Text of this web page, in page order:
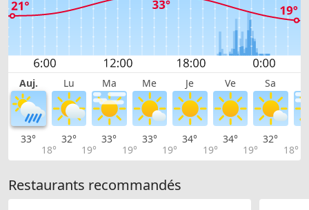
Auj. Lu Ma Me Je Ve Sa
33°
18°
32°
19°
33°
19°
33°
19°
34°
19°
34°
19°
32°
18°
Restaurants recommandés